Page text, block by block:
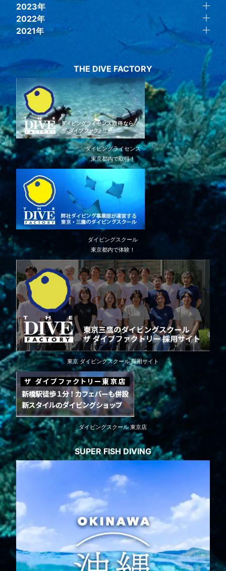
2023年
2022年
2021年
THE DIVE FACTORY
ダイビングライセンス
東京都内で取得！
ダイビングスクール
東京都内で体験！
東京 ダイビングスクール 採用サイト
ダイビングスクール 東京店
SUPER FISH DIVING